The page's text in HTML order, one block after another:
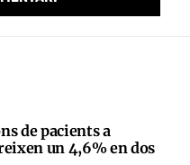
de pacients a
un 4,6% en dos